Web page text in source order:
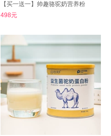
【买一送一】帅趣骆驼奶营养粉
498元